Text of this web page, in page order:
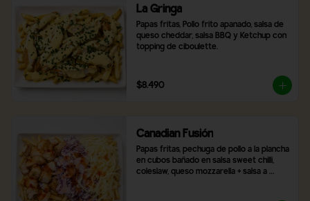
La Gringa
Papas fritas, Pollo frito apanado, salsa de
queso cheddar, salsa BBQ y Ketchup con
topping de ciboulette.
$8.490
Canadian Fusión
Papas fritas, pechuga de pollo a la plancha
en cubos bañado en salsa sweet chilli,
coleslaw, queso mozzarella + salsa a